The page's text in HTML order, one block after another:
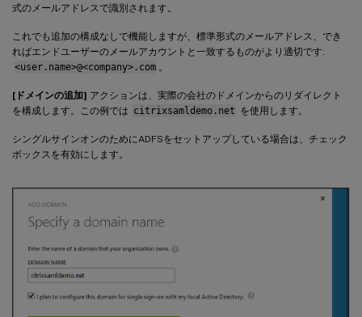
式のメールアドレスで識別されます。
これでも追加の構成なしで機能しますが、標準形式のメールアドレス、でき
ればエンドユーザーのメールアカウントと一致するものがより適切です:
<user.name>@<company>.com 。
[ドメインの追加] アクションは、実際の会社のドメインからのリダイレクト
を構成します。この例では citrixsamldemo.net を使用します。
シングルサインオンのためにADFSをセットアップしている場合は、チェック
ボックスを有効にします。